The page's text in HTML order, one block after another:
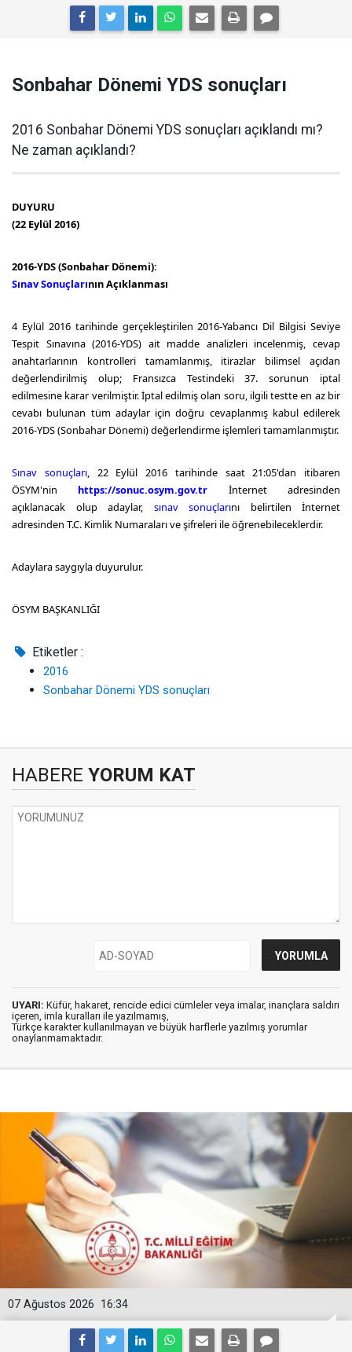
Sonbahar Dönemi YDS sonuçları
2016 Sonbahar Dönemi YDS sonuçları açıklandı mı?
Ne zaman açıklandı?
DUYURU
(22 Eylül 2016)
2016-YDS (Sonbahar Dönemi):
Sınav Sonuçlarının Açıklanması
4 Eylül 2016 tarihinde gerçekleştirilen 2016-Yabancı Dil Bilgisi Seviye
Tespit Sınavına (2016-YDS) ait madde analizleri incelenmiş, cevap
anahtarlarının kontrolleri tamamlanmış, itirazlar bilimsel açıdan
değerlendirilmiş olup; Fransızca Testindeki 37. sorunun iptal
edilmesine karar verilmiştir. İptal edilmiş olan soru, ilgili testte en az bir
cevabı bulunan tüm adaylar için doğru cevaplanmış kabul edilerek
2016-YDS (Sonbahar Dönemi) değerlendirme işlemleri tamamlanmıştır.
Sınav sonuçları, 22 Eylül 2016 tarihinde saat 21:05'dan itibaren
ÖSYM'nin https://sonuc.osym.gov.tr İnternet adresinden
açıklanacak olup adaylar, sınav sonuçlarını belirtilen İnternet
adresinden T.C. Kimlik Numaraları ve şifreleri ile öğrenebileceklerdir.
Adaylara saygıyla duyurulur.
ÖSYM BAŞKANLIĞI
Etiketler :
2016
Sonbahar Dönemi YDS sonuçları
HABERE YORUM KAT
UYARI: Küfür, hakaret, rencide edici cümleler veya imalar, inançlara saldırı
içeren, imla kuralları ile yazılmamış,
Türkçe karakter kullanılmayan ve büyük harflerle yazılmış yorumlar
onaylanmamaktadır.
16:34
07 Ağustos 2026